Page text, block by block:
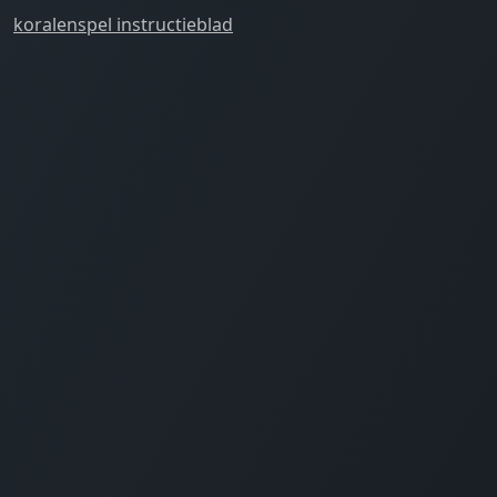
koralenspel instructieblad